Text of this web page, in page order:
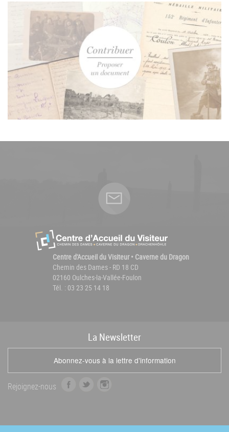
Centre d'Accueil du Visiteur • Caverne du Dragon
Chemin des Dames - RD 18 CD
02160 Oulches-la-Vallée-Foulon
Tél. : 03 23 25 14 18
La Newsletter
Abonnez-vous à la lettre d'information
Rejoignez-nous
b
t
a